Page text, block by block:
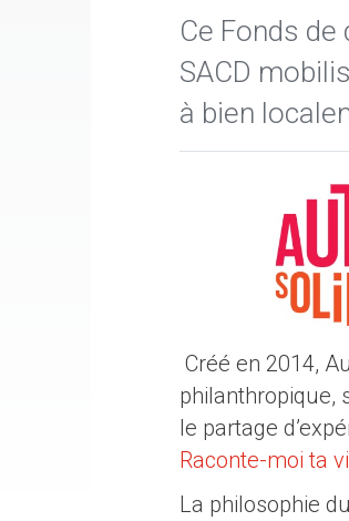
Ce Fonds
SACD
à bien
Créé en 2014,
philanthropique,
le partage
Raconte-moi ta
La philosophie